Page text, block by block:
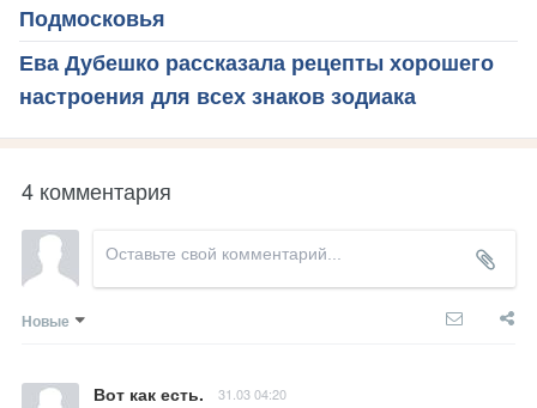
Подмосковья
Ева Дубешко рассказала рецепты хорошего
настроения для всех знаков зодиака
4 комментария
Новые
Вот как есть. 31.03 04:20